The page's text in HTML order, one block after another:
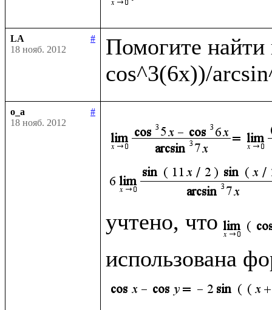
LA
#
18 нояб. 2012
Помогите
o_a
#
18 нояб. 2012
учтено, что
использована